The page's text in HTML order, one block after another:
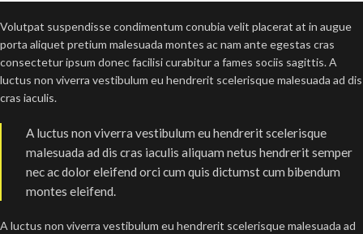
Volutpat suspendisse condimentum conubia velit placerat at in augue
porta aliquet pretium malesuada montes ac nam ante egestas cras
consectetur ipsum donec facilisi curabitur a fames sociis sagittis. A
luctus non viverra vestibulum eu hendrerit scelerisque malesuada ad dis
cras iaculis.
A luctus non viverra vestibulum eu hendrerit scelerisque
malesuada ad dis cras iaculis aliquam netus hendrerit semper
nec ac dolor eleifend orci cum quis dictumst cum bibendum
montes eleifend.
A luctus non viverra vestibulum eu hendrerit scelerisque malesuada ad